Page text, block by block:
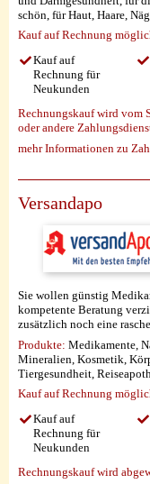
schön, für Haut, Haare,
Kauf auf Rechnung
Kauf auf
Rechnung für
Neukunden
Rechnungskauf wird vom
oder andere
mehr Informationen zu
Versandapo
Sie wollen günstig
kompetente Beratung
zusätzlich noch eine
Produkte: Medikamente,
Mineralien, Kosmetik,
Tiergesundheit,
Kauf auf Rechnung
Kauf auf
Rechnung für
Neukunden
Rechnungskauf wird